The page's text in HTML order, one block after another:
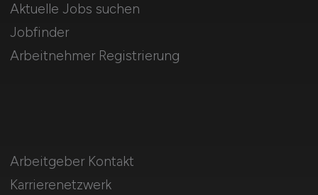
Aktuelle Jobs suchen
Jobfinder
Arbeitnehmer Registrierung
Arbeitgeber Kontakt
Karrierenetzwerk